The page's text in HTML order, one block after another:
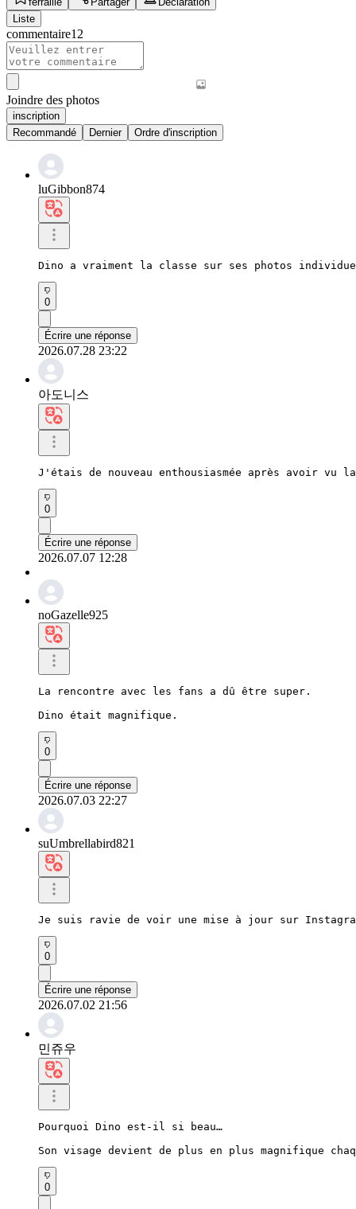
Liste
commentaire12
Joindre des photos
inscription
Recommandé
Dernier Ordre d'inscription
luGibbon874
Dino a vraiment la classe sur ses photos
0
Écrire une réponse
2026.07.28 23:22
아도니스
J'étais de nouveau enthousiasmée après avoir
0
Écrire une réponse
2026.07.07 12:28
noGazelle925
La rencontre avec les fans a dû être super.
Dino était magnifique.
0
Écrire une réponse
2026.07.03 22:27
suUmbrellabird821
Je suis ravie de voir une mise à jour sur
0
Écrire une réponse
2026.07.02 21:56
민쥬우
Pourquoi Dino est-il si beau…
Son visage devient de plus en plus magnifique
0